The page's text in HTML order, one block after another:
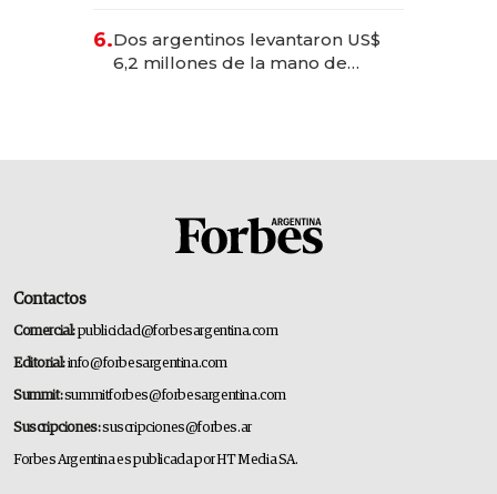
para convertirse en experiencias
transformadoras
6.Dos argentinos levantaron US$
6,2 millones de la mano de
Contactos
Comercial:publicidad@forbesargentina.com
Editorial:info@forbesargentina.com
Summit:summitforbes@forbesargentina.com
Suscripciones:suscripciones@forbes.ar
Forbes Argentina es publicada por HT Media SA.